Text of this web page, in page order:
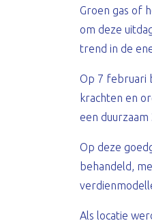
Groen gas of
om deze
trend in de
Op 7 februari
krachten en
een duurzaam
Op deze
behandeld,
Als locatie